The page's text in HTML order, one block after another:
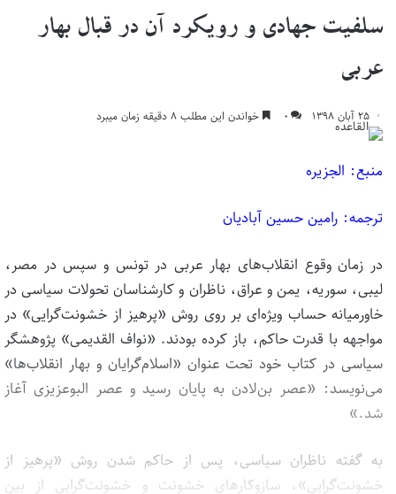
سلفیت جهادی و رویکرد آن در قبال بهار
عربی
۲۵ آبان ۱۳۹۸ ۰ خواندن این مطلب ۸ دقیقه زمان میبرد
منبع: الجزیره
ترجمه: رامین حسین آبادیان
در زمان وقوع انقلاب‌های بهار عربی در تونس و سپس در مصر،
لیبی، سوریه، یمن و عراق، ناظران و کارشناسان تحولات سیاسی در
خاورمیانه حساب ویژه‌ای بر روی روش «پرهیز از خشونت‌گرایی» در
مواجهه با قدرت حاکم، باز کرده بودند. «نواف القدیمی» پژوهشگر
سیاسی در کتاب خود تحت عنوان «اسلام‌گرایان و بهار انقلاب‌ها»
می‌نویسد: «عصر بن‌لادن به پایان رسید و عصر البوعزیزی آغاز
شد.»
به گفته ناظران سیاسی، پس از حاکم شدن روش «پرهیز از
خشونت‌گرایی»، سازوکارهای خشونت و خشونت‌گرایی از بین